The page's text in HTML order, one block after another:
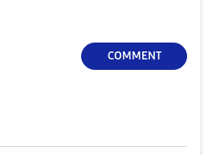
COMMENT